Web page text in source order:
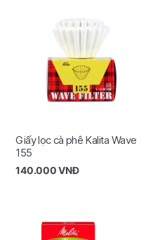
Giấy lọc cà phê Kalita Wave
155
140.000VNĐ